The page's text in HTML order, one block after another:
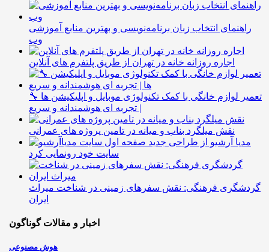
راهنمای انتخاب زبان برنامه‌نویسی و بهترین منابع آموزشی
وب
اجاره روزانه خانه در تهران از طریق پلتفرم های آنلاین
🔧 تعمیر لوازم خانگی با کمک تکنولوژی موبایل و اپلیکیشن ها
| تجربه ای هوشمندانه و سریع
نقش میلگرد بناب و میانه در تامین پروژه های عمرانی
مدیا آرشیو از طراحی جدید
سایت خود رونمایی کرد
گردشگری فرهنگی: نقش سفرهای زمینی در شناخت میراث
ایران
اخبار و مقالات گوناگون
هوش مصنوعی